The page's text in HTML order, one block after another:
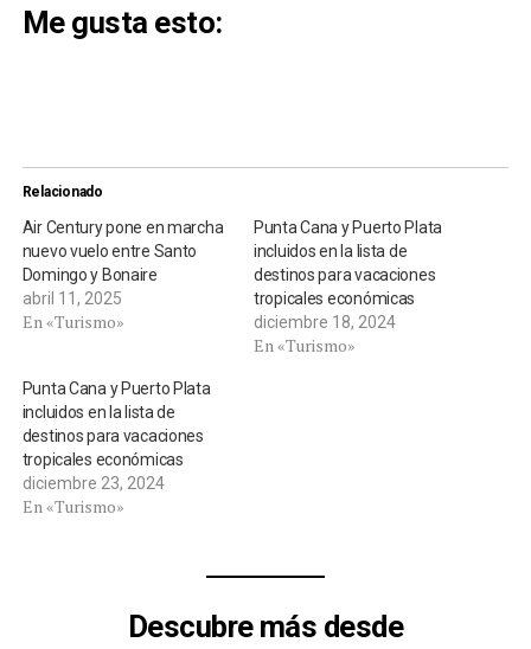
Me gusta esto:
Relacionado
Air Century pone en marcha
nuevo vuelo entre Santo
Domingo y Bonaire
abril 11, 2025
En «Turismo»
Punta Cana y Puerto Plata
incluidos en la lista de
destinos para vacaciones
tropicales económicas
diciembre 18, 2024
En «Turismo»
Punta Cana y Puerto Plata
incluidos en la lista de
destinos para vacaciones
tropicales económicas
diciembre 23, 2024
En «Turismo»
Descubre más desde